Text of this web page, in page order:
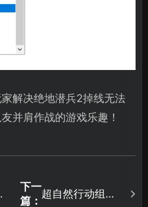
解决绝地潜兵2掉线无法
并肩作战的游戏乐趣！
下一
篇：
超自然行动组延